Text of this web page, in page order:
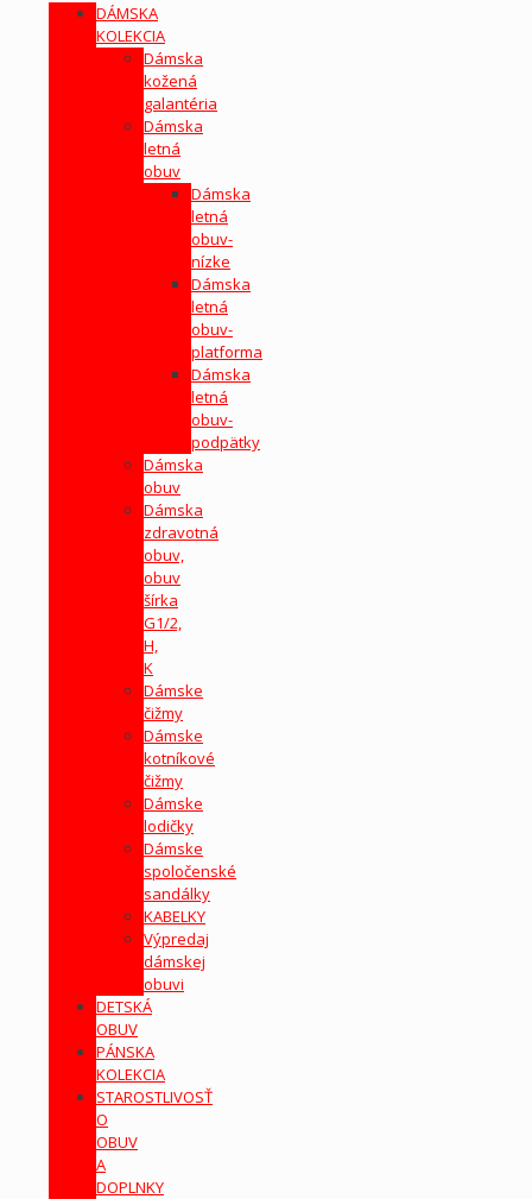
DÁMSKA
KOLEKCIA
Dámska
kožená
galantéria
Dámska
letná
obuv
Dámska
letná
obuv-
nízke
Dámska
letná
obuv-
platforma
Dámska
letná
obuv-
podpätky
Dámska
obuv
Dámska
zdravotná
obuv,
obuv
šírka
G1/2,
H,
K
Dámske
čižmy
Dámske
kotníkové
čižmy
Dámske
lodičky
Dámske
spoločenské
sandálky
KABELKY
Výpredaj
dámskej
obuvi
DETSKÁ
OBUV
PÁNSKA
KOLEKCIA
STAROSTLIVOSŤ
O
OBUV
A
DOPLNKY